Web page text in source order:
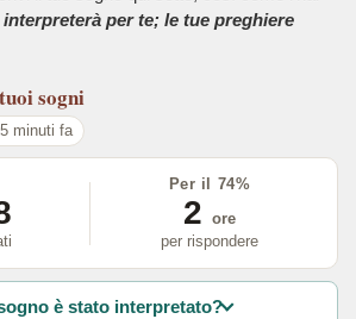
per te; le tue preghiere
sogni
minuti fa
Per il 74%
2 ore
per rispondere
è stato interpretato?